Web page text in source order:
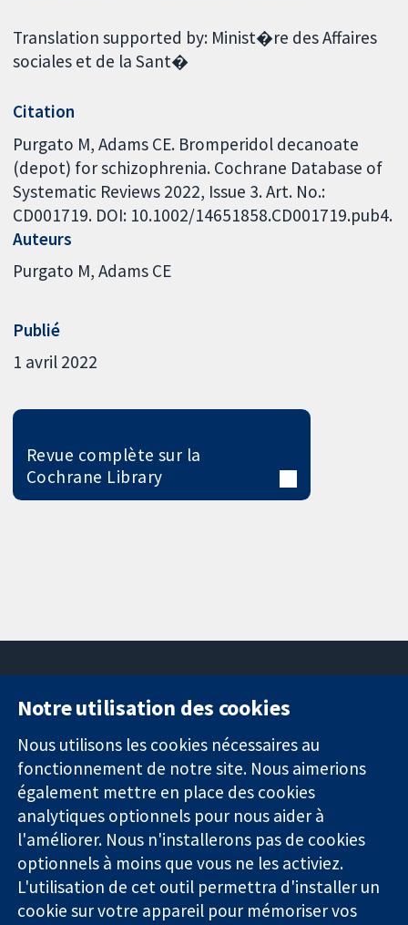
Translation supported by: Minist�re des Affaires
sociales et de la Sant�
Citation
Purgato M, Adams CE. Bromperidol decanoate
(depot) for schizophrenia. Cochrane Database of
Systematic Reviews 2022, Issue 3. Art. No.:
CD001719. DOI: 10.1002/14651858.CD001719.pub4.
Auteurs
Purgato M Adams CE
Publié
1 avril 2022
Revue complète sur la
Cochrane Library
Des données
probantes.
Des décisions
éclairées.
Une meilleure
santé.
11-13 Cavendish
Square
Londres
W1G0AN
Royaume-Uni
nous
Actualités
Service de
presse
Qui sommes-
nous
Offres
d'emploi
Library
Notre utilisation des cookies
Nous utilisons les cookies nécessaires au
fonctionnement de notre site. Nous aimerions
également mettre en place des cookies
analytiques optionnels pour nous aider à
l'améliorer. Nous n'installerons pas de cookies
optionnels à moins que vous ne les activiez.
L'utilisation de cet outil permettra d'installer un
cookie sur votre appareil pour mémoriser vos